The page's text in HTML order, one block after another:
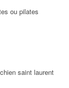
ou pilates
saint laurent